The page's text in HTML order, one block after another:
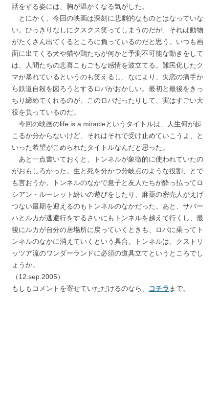
話をする姿には、胸が温かくなる気がした。
とにかく、今回の映画は深刻に悲劇的なものとはなっていな
い。ひっきりなしにクスクス笑ってしまうのだが、それは動物
がたくさん出てくるところに負っているのだと思う。いつも画
面に出てくる犬や猫や鶏たちが何かと予測不可能な動きをして
は、人間たちの悲喜こもごもな感情を波立てる。難民化したク
マが暴れているというのも笑えるし、なにより、失恋の痛手か
ら鉄道自殺を図ろうとするロバがおかしい。最初と最後をきっ
ちり締めてくれるのが、このロバだったりして、実はすごい大
役を負っているのだ。
今回の映画のlife is a miracleというタイトルは、人生何が起
こるか分からないけど、それはそれで受け止めていこうよ、と
いった希望がこめられたタイトルなんだと思った。
あと一点書いておくと、トンネルが象徴的に使われていたの
がおもしろかった。生と死を分かつ分岐点のような役割、とで
も言おうか。トンネルのなかで息子と友人たちが酔っ払ってロ
シアン・ルーレット紛いの遊びをしたり、麻薬の密売人がえげ
つない最期を迎えるのもトンネルのなかだった。あと、サバー
ハとルカが逃避行をするさいにもトンネルを越えて行くし、最
後にルカが自分の居場所に戻っていくときも、ロバに乗ってト
ンネルのなかに消えていくという具合。トンネルは、クストリ
ッツア流のワンダーランドに必須の道具立てというところでし
ょうか。
（12.sep.2005）
もしもコメントを寄せていただけるのなら、
コチラ まで。